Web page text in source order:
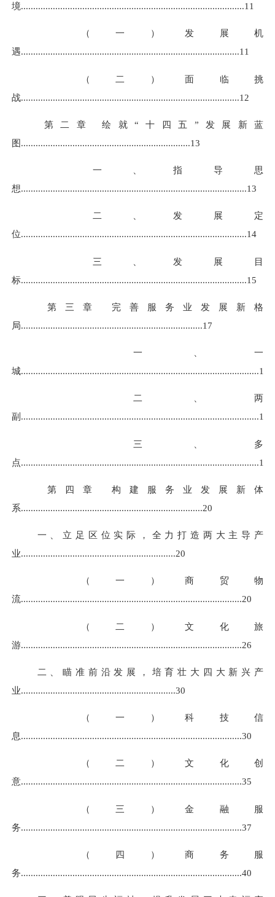
境...........................................................................................11
（一）发展机
遇.........................................................................................11
（二）面临挑
战.........................................................................................12
第二章 绘就“十四五”发展新蓝
图.....................................................................13
一、指导思
想............................................................................................13
二、发展定
位............................................................................................14
三、发展目
标............................................................................................15
第三章 完善服务业发展新格
局..........................................................................17
一、一
城.................................................................................................17
二、两
副 .................................................................................................18
三、多
点.................................................................................................19
第四章 构建服务业发展新体
系..........................................................................20
一、立足区位实际，全力打造两大主导产
业...............................................................20
（一）商贸物
流..........................................................................................20
（二）文化旅
游..........................................................................................26
二、瞄准前沿发展，培育壮大四大新兴产
业...............................................................30
（一）科技信
息..........................................................................................30
（二）文化创
意..........................................................................................35
（三）金融服
务..........................................................................................37
（四）商务服
务..........................................................................................40